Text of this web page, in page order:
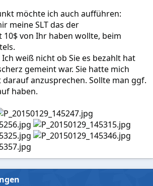
möchte ich auch aufführen:
meine SLT das der
von Ihr haben wollte, beim
Ich weiß nicht ob Sie es bezahlt hat
gemeint war. Sie hatte mich
anzusprechen. Sollte man ggf.
haben.